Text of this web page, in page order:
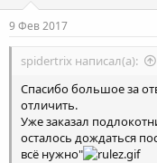
9 Фев 2017
spidertrix написал(а):
Спасибо большое за
отличить.
Уже заказал
осталось дождаться
всё нужно"